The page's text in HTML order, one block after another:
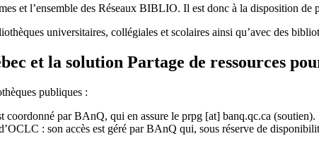
et l’ensemble des Réseaux BIBLIO. Il est donc à la disposition de
universitaires, collégiales et scolaires ainsi qu’avec des
et la solution Partage de ressources
publiques :
coordonné par BAnQ, qui en assure le prpg [at] banq.qc.ca (soutien).
: son accès est géré par BAnQ qui, sous réserve de